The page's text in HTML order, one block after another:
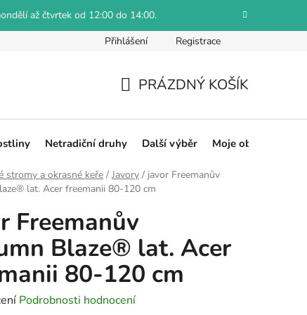
až čtvrtek od 12:00 do 14:00.
Obchodní podmínky
Přihlášení Registrace
KOŠÍK
PRÁZDNÝ KOŠÍK
Netradiční druhy Další výběr Moje objednávka
stromy a okrasné keře / Javory / javor Freemanův
lat. Acer freemanii 80-120 cm
Freemanův
Blaze® lat. Acer
80-120 cm
Podrobnosti hodnocení